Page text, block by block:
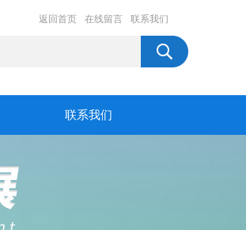
返回首页 在线留言 联系我们
联系我们